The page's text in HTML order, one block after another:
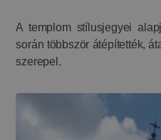
A templom stílusjegyei
során többször átépítették,
szerepel.